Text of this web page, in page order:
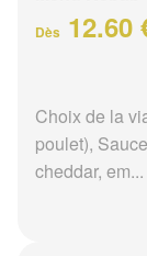
Dès 12.60
Choix de la
poulet),
cheddar, em...